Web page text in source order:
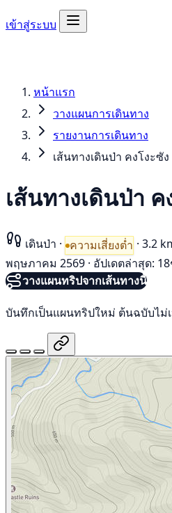
เข้าสู่ระบบ
หน้าแรก
วางแผนการเดินทาง
รายงานการเดินทาง
เส้นทางเดินป่า คงโงะซัง
เส้นทางเดินป่า ค
เดินป่า · ความเสี่ยงต่ำ · 3.2
พฤษภาคม 2569 · อัปเดตล่าสุด:
วางแผนทริปจากเส้นทางนี้
บันทึกเป็นแผนทริปใหม่ ต้นฉบับไม่